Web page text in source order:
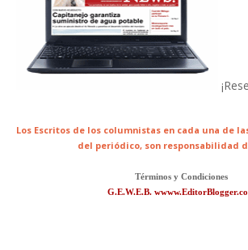
Los Escritos de los columnistas en cada una de
del periódico, son responsabilidad
Términos y Condiciones
G.E.W.E.B.